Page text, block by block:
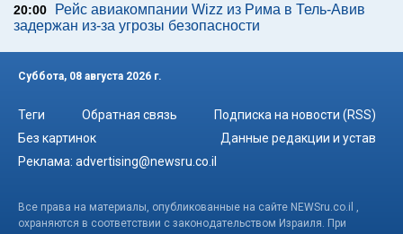
20:00
Рейс авиакомпании Wizz из Рима в Тель-Авив
задержан из-за угрозы безопасности
Суббота, 08 августа 2026 г.
Теги Обратная связь
Подписка на новости (RSS)
Без картинок
Данные редакции и устав
Реклама: advertising@newsru.co.il
Все права на материалы, опубликованные на сайте NEWSru.co.il ,
охраняются в соответствии с законодательством Израиля. При